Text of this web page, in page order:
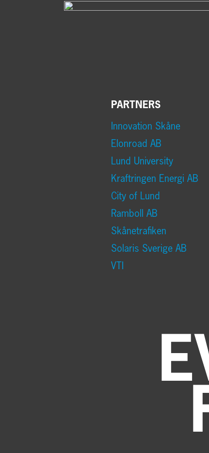
PARTNERS
Innovation Skåne
Elonroad AB
Lund University
Kraftringen Energi AB
City of Lund
Ramboll AB
Skånetrafiken
Solaris Sverige AB
VTI